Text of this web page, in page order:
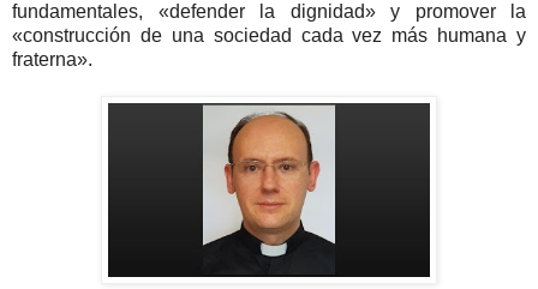
fundamentales, «defender la dignidad» y promover la
«construcción de una sociedad cada vez más humana y
fraterna».